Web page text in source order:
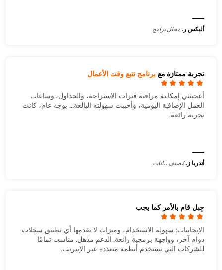
أليكس ر.محلل برامج
تجربة ممتازة مع برنامج تتبع وقت الأعمال
أعجبتني إمكانية مراقبة فترات الاستراحة، والجداول، وساعات
العمل الإضافية اليومية، وأحببت سهولته البالغة... بوجه عام، كانت
تجربة رائعة.
أندريا ز.مُصنف بيانات
جِبل قام بالأمر كما يجب
الإيجابيات: سهولة الاستخدام، وميزات لا يقدمها أي تطبيق سجلات
دوام آخر، وواجهة برمجية رائعة. الدعم مذهل. مناسب تمامًا
للشركات التي تستخدم أنظمة متعددة عبر الإنترنت.